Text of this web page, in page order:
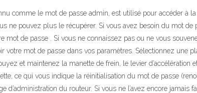
comme le mot de passe admin, est utilisé pour accéder à
ne pouvez plus le récupérer. Si vous avez besoin du mot
mot de passe . Si vous ne connaissez pas ou ne vous
votre mot de passe dans vos paramètres. Sélectionnez une
et maintenez la manette de frein, le levier d’accélération
ce qui vous indique la réinitialisation du mot de passe
d’administration du routeur. Si vous ne l’avez encore